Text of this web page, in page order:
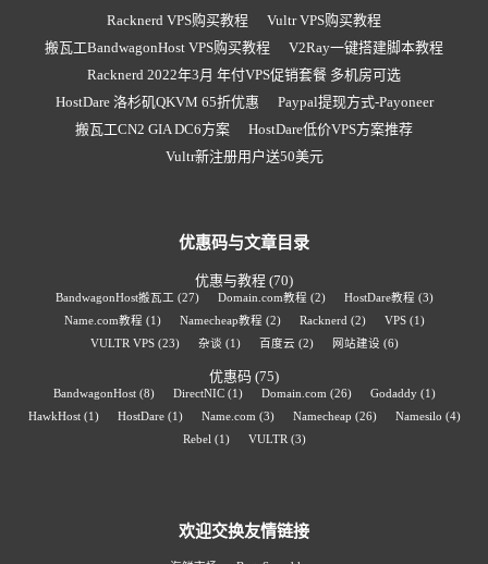
Racknerd VPS购买教程
Vultr VPS购买教程
搬瓦工BandwagonHost VPS购买教程
V2Ray一键搭建脚本教程
Racknerd 2022年3月 年付VPS促销套餐 多机房可选
HostDare 洛杉矶QKVM 65折优惠
Paypal提现方式-Payoneer
搬瓦工CN2 GIA DC6方案
HostDare低价VPS方案推荐
Vultr新注册用户送50美元
优惠码与文章目录
优惠与教程 (70)
BandwagonHost搬瓦工 (27) Domain.com教程 (2) HostDare教程 (3)
Name.com教程 (1) Namecheap教程 (2) Racknerd(2) VPS(1)
VULTR VPS(23) 杂谈 (1) 百度云 (2) 网站建设 (6)
优惠码 (75)
BandwagonHost(8) DirectNIC(1) Domain.com(26) Godaddy(1)
HawkHost(1) HostDare(1) Name.com(3) Namecheap (26) Namesilo (4)
Rebel(1) VULTR(3)
欢迎交换友情链接